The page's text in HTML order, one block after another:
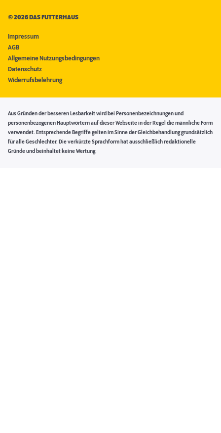
©2026 DAS FUTTERHAUS
Impressum
AGB
Allgemeine Nutzungsbedingungen
Datenschutz
Widerrufsbelehrung
Aus Gründen der besseren Lesbarkeit wird bei Personenbezeichnungen und
personenbezogenen Hauptwörtern auf dieser Webseite in der Regel die männliche Form
verwendet. Entsprechende Begriffe gelten im Sinne der Gleichbehandlung grundsätzlich
für alle Geschlechter. Die verkürzte Sprachform hat ausschließlich redaktionelle
Gründe und beinhaltet keine Wertung.